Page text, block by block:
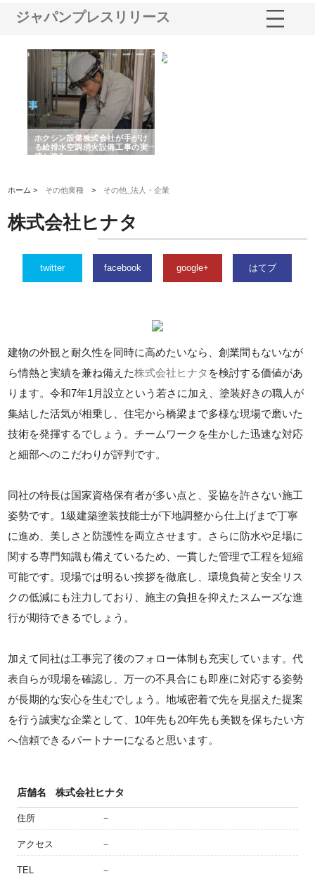
ジャパンプレスリリース
ホクシン設備株式会社が手がけ
る給排水空調消火設備工事の実
績と強み
ホーム > その他業種 > その他_法人・企業
株式会社ヒナタ
twitter facebook google+ はてブ
建物の外観と耐久性を同時に高めたいなら、創業間もないなが
ら情熱と実績を兼ね備えた株式会社ヒナタ を検討する価値があ
ります。令和7年1月設立という若さに加え、塗装好きの職人が
集結した活気が相乗し、住宅から橋梁まで多様な現場で磨いた
技術を発揮するでしょう。チームワークを生かした迅速な対応
と細部へのこだわりが評判です。
同社の特長は国家資格保有者が多い点と、妥協を許さない施工
姿勢です。1級建築塗装技能士が下地調整から仕上げまで丁寧
に進め、美しさと防護性を両立させます。さらに防水や足場に
関する専門知識も備えているため、一貫した管理で工程を短縮
可能です。現場では明るい挨拶を徹底し、環境負荷と安全リス
クの低減にも注力しており、施主の負担を抑えたスムーズな進
行が期待できるでしょう。
加えて同社は工事完了後のフォロー体制も充実しています。代
表自らが現場を確認し、万一の不具合にも即座に対応する姿勢
が長期的な安心を生むでしょう。地域密着で先を見据えた提案
を行う誠実な企業として、10年先も20年先も美観を保ちたい方
へ信頼できるパートナーになると思います。
店舗名 株式会社ヒナタ
住所 －
アクセス －
TEL －